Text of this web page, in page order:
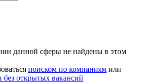
данной сферы не найдены в этом
поиском по компаниям или
без открытых вакансий